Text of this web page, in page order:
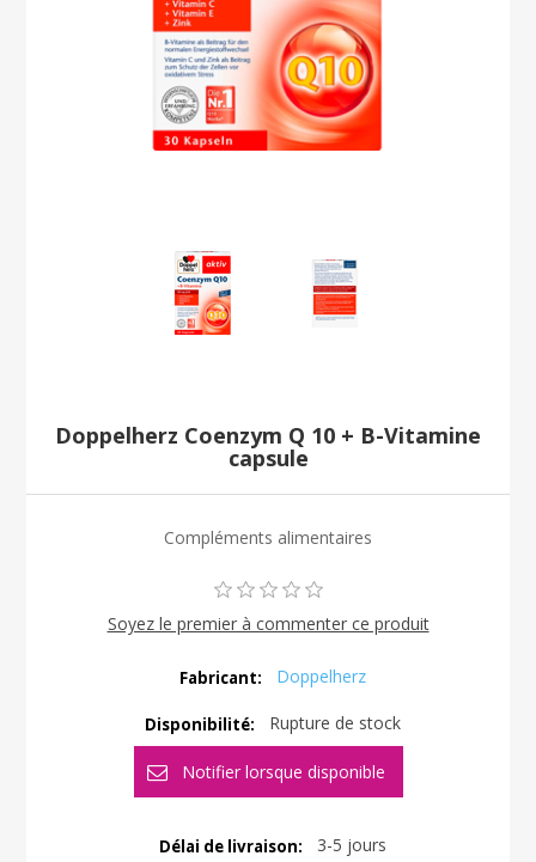
Doppelherz Coenzym Q 10 + B-Vitamine
capsule
Compléments alimentaires
Soyez le premier à commenter ce produit
Fabricant: Doppelherz
Disponibilité: Rupture de stock
Délai de livraison:
3-5 jours